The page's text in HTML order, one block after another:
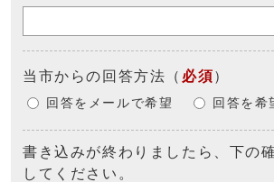
当市からの回答方法 （ 必須）
回答をメールで希望 回答を希
書き込みが終わりましたら、下の
してください。